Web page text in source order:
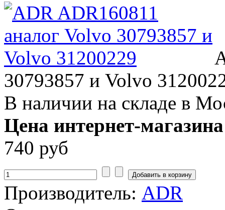
30793857 и Volvo
В наличии на складе в
Цена интернет-
740 руб
Производитель: ADR